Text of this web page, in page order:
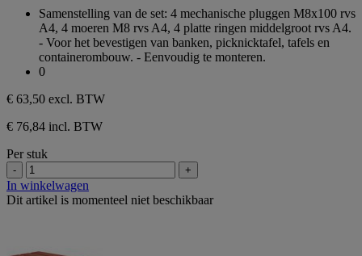
Samenstelling van de set: 4 mechanische pluggen M8x100 rvs
A4, 4 moeren M8 rvs A4, 4 platte ringen middelgroot rvs A4.
- Voor het bevestigen van banken, picknicktafel, tafels en
containerombouw. - Eenvoudig te monteren.
0
€ 63,50 excl. BTW
€ 76,84 incl. BTW
Per stuk
- +
In winkelwagen
Dit artikel is momenteel niet beschikbaar